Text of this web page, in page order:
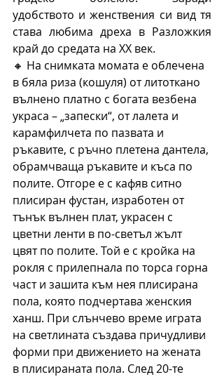
удобството и женствения си вид тя
става любима дреха в Разложкия
край до средата на ХХ век.
🔸 На снимката момата е облечена
в бяла риза (кошуля) от литоткано
вълнено платно с богата везбена
украса – „запески“, от лалета и
карамфилчета по пазвата и
ръкавите, с ръчно плетена дантела,
обрамчваща ръкавите и къса по
полите. Отгоре е с кафяв ситно
плисиран фустан, изработен от
тънък вълнен плат, украсен с
цветни ленти в по-светъл жълт
цвят по полите. Той е с кройка на
рокля с прилепнала по торса горна
част и зашита към нея плисирана
пола, която подчертава женския
ханш. При слънчево време играта
на светлината създава причудливи
форми при движението на жената
в плисираната пола. След 20-те